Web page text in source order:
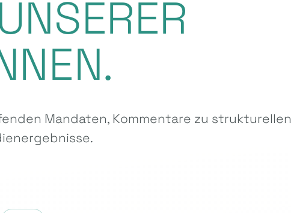
Mandaten, Kommentare zu strukturellen